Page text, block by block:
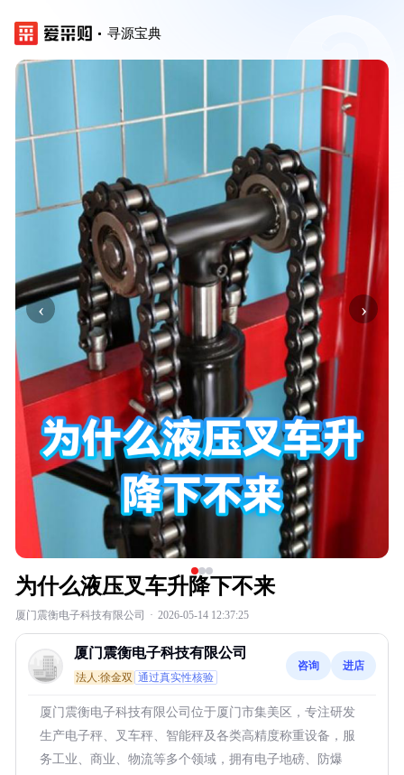
寻源宝典
‹ ›
为什么液压叉车升降下不来
厦门震衡电子科技有限公司 · 2026-05-14 12:37:25
厦门震衡电子科技有限公司
法人:徐金双 通过真实性核验
咨询 进店
厦门震衡电子科技有限公司位于厦门市集美区，专注研发
生产电子秤、叉车秤、智能秤及各类高精度称重设备，服
务工业、商业、物流等多个领域，拥有电子地磅、防爆